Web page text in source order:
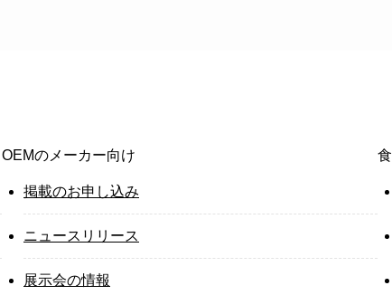
OEMのメーカー向け
掲載のお申し込み
ニュースリリース
展示会の情報